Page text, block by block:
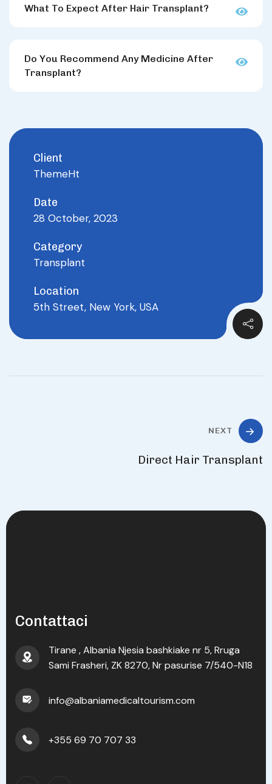
What To Expect After Hair Transplant?
Do You Recommend Any Medicine After
Transplant?
Client
ThemeHt
Date
28 October, 2023
Category
Transplant
Location
5th Street, New York, USA
NEXT
Direct Hair Transplant
Contattaci
Tirane , Albania Njesia bashkiake nr 5, Rruga
Sami Frasheri, ZK 8270, Nr pasurise 7/540-N18
info@albaniamedicaltourism.com
+355 69 70 707 33